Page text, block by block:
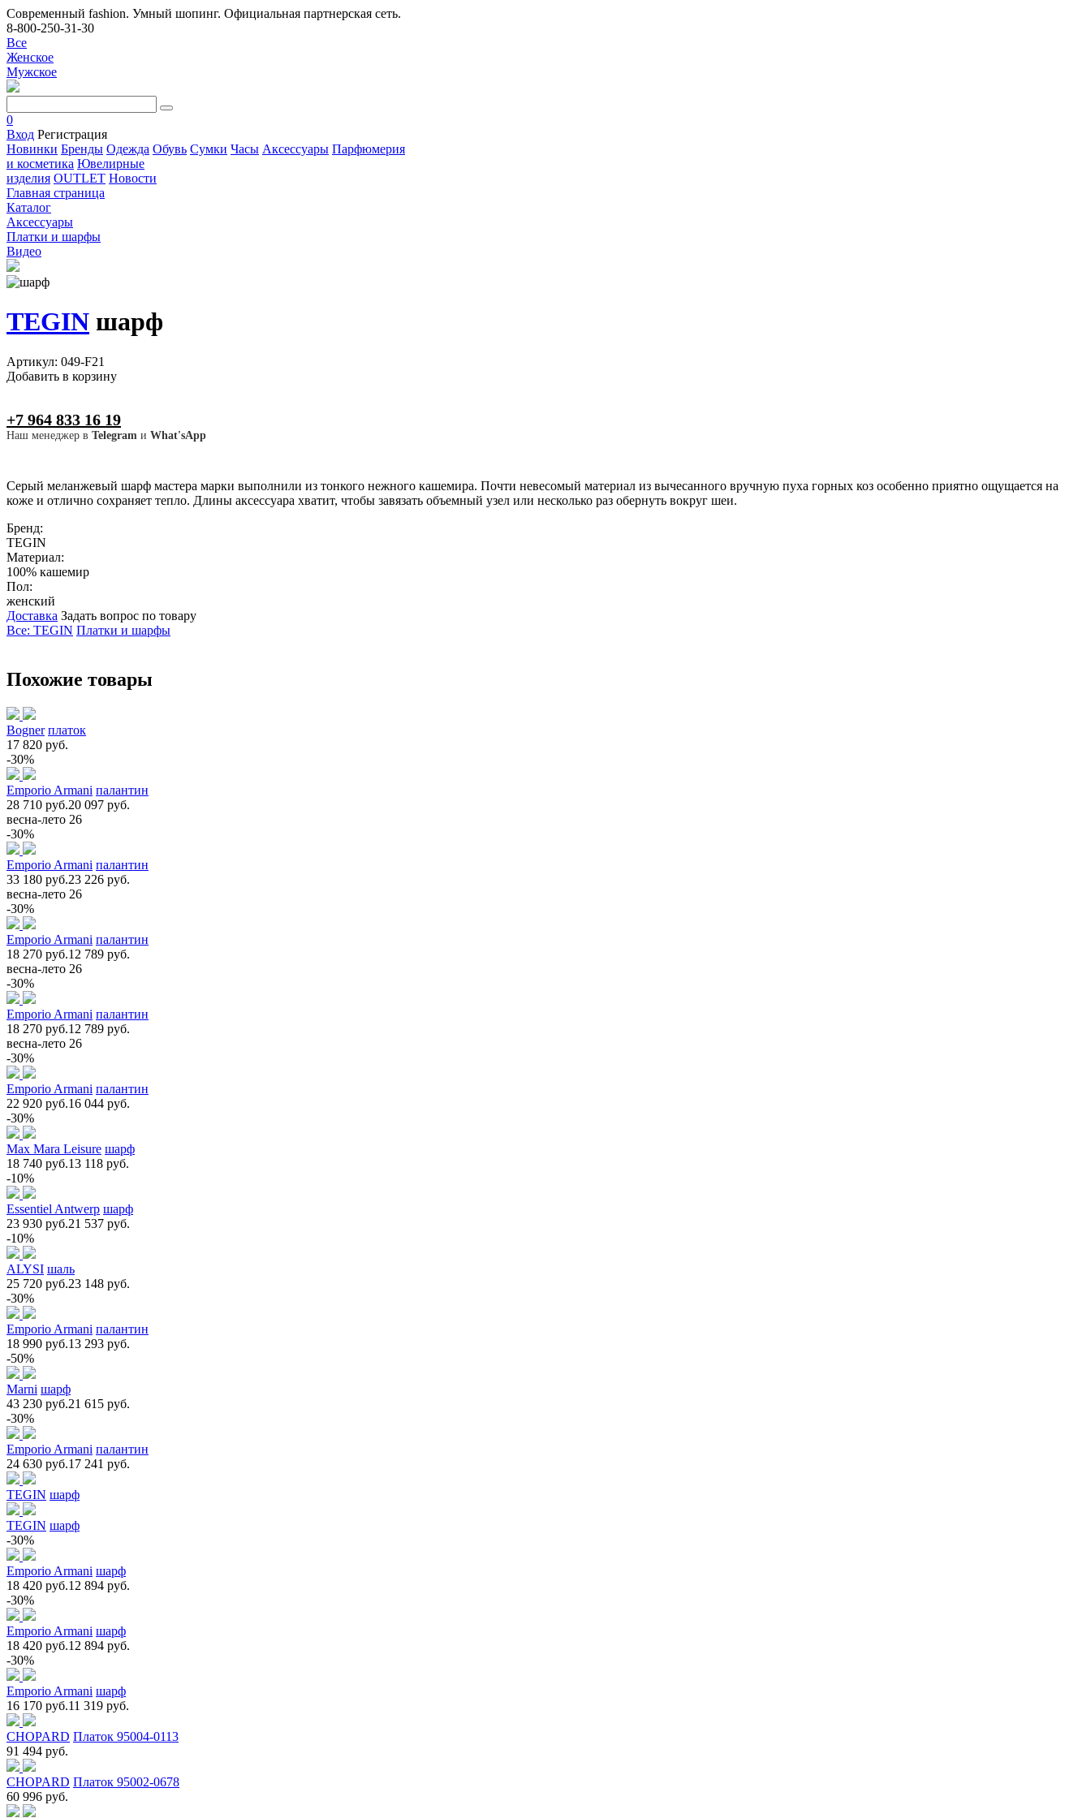
Современный fashion. Умный шопинг. Официальная партнерская сеть.
8-800-250-31-30
Все
Женское
Мужское
0
Вход Регистрация
Новинки Бренды Одежда Обувь Сумки Часы Аксессуары Парфюмерия
и косметика Ювелирные
изделия OUTLET Новости
Главная страница
Каталог
Аксессуары
Платки и шарфы
Видео
TEGIN шарф
Артикул: 049-F21
Добавить в корзину
+7 964 833 16 19
Наш менеджер в Telegram и What'sApp
Серый меланжевый шарф мастера марки выполнили из тонкого нежного кашемира. Почти невесомый материал из вычесанного вручную пуха горных коз особенно приятно ощущается на
коже и отлично сохраняет тепло. Длины аксессуара хватит, чтобы завязать объемный узел или несколько раз обернуть вокруг шеи.
Бренд:
TEGIN
Материал:
100% кашемир
Пол:
женский
Доставка Задать вопрос по товару
Все: TEGIN Платки и шарфы
Похожие товары
Bogner платок
17 820 руб.
-30%
Emporio Armani палантин
28 710 руб.20 097 руб.
весна-лето 26
-30%
Emporio Armani палантин
33 180 руб.23 226 руб.
весна-лето 26
-30%
Emporio Armani палантин
18 270 руб.12 789 руб.
весна-лето 26
-30%
Emporio Armani палантин
18 270 руб.12 789 руб.
весна-лето 26
-30%
Emporio Armani палантин
22 920 руб.16 044 руб.
-30%
Max Mara Leisure шарф
18 740 руб.13 118 руб.
-10%
Essentiel Antwerp шарф
23 930 руб.21 537 руб.
-10%
ALYSI шаль
25 720 руб.23 148 руб.
-30%
Emporio Armani палантин
18 990 руб.13 293 руб.
-50%
Marni шарф
43 230 руб.21 615 руб.
-30%
Emporio Armani палантин
24 630 руб.17 241 руб.
TEGIN шарф
TEGIN шарф
-30%
Emporio Armani шарф
18 420 руб.12 894 руб.
-30%
Emporio Armani шарф
18 420 руб.12 894 руб.
-30%
Emporio Armani шарф
16 170 руб.11 319 руб.
CHOPARD Платок 95004-0113
91 494 руб.
CHOPARD Платок 95002-0678
60 996 руб.